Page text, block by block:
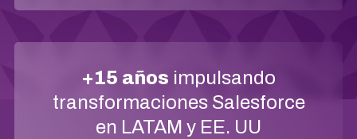
+15 años impulsando
transformaciones Salesforce
en LATAM y EE. UU